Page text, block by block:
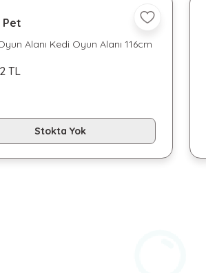
Pet
Alanı Kedi Oyun Alanı 116cm
TL
Stokta Yok